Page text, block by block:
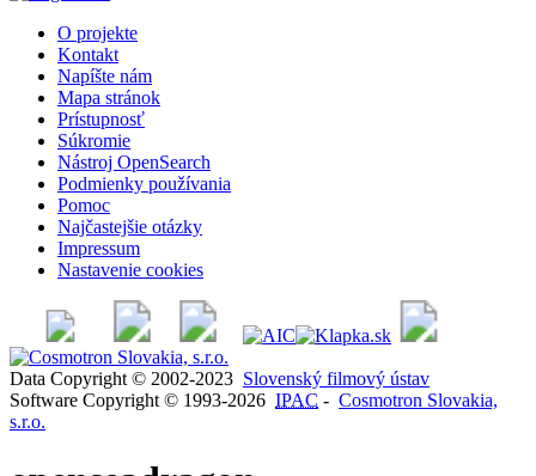
O projekte
Kontakt
Napíšte nám
Mapa stránok
Prístupnosť
Súkromie
Nástroj OpenSearch
Podmienky používania
Pomoc
Najčastejšie otázky
Impressum
Nastavenie cookies
Data Copyright © 2002-2023 Slovenský filmový ústav
Software Copyright © 1993-2026 IPAC - Cosmotron Slovakia,
s.r.o.